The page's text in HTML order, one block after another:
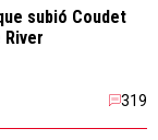
subió Coudet
319